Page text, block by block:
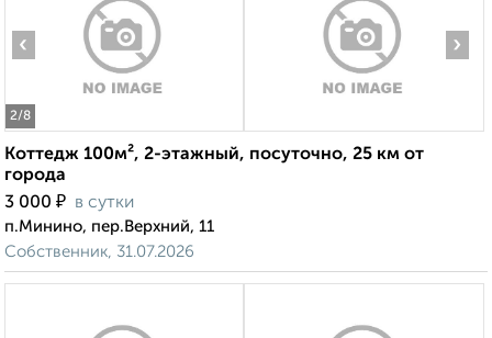
2/8
‹ ›
Коттедж 100м², 2-этажный, посуточно, 25 км от
города
3 000 ₽ в сутки
п.Минино, пер.Верхний, 11
Собственник, 31.07.2026